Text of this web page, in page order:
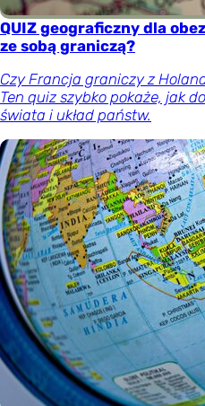
QUIZ geograficzny dla
ze sobą graniczą?
Czy Francja graniczy z
Ten quiz szybko pokaże, jak
świata i układ państw.